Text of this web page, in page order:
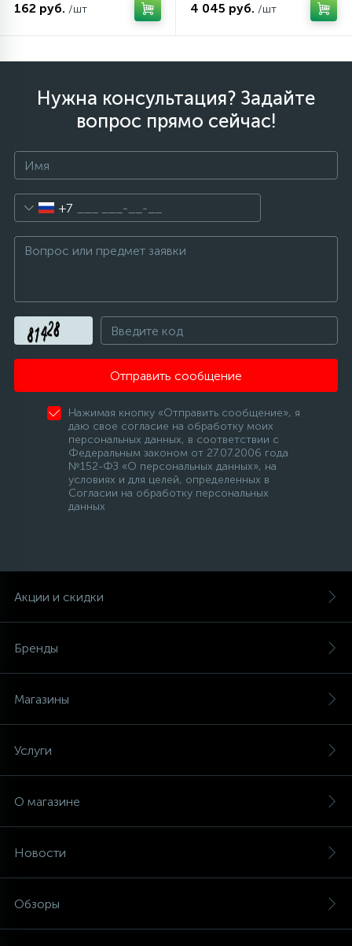
162 руб. /шт 4 045 руб. /шт
Нужна консультация? Задайте
вопрос прямо сейчас!
+7
Отправить сообщение
Нажимая кнопку «Отправить сообщение», я
даю свое согласие на обработку моих
персональных данных, в соответствии с
Федеральным законом от 27.07.2006 года
№152-ФЗ «О персональных данных», на
условиях и для целей, определенных в
Согласии на обработку персональных
данных
Акции и скидки
Бренды
Магазины
Услуги
О магазине
Новости
Обзоры